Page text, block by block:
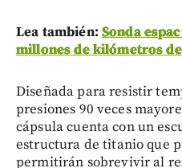
Lea también: Sonda
millones de kilómetros
Diseñada para resistir
presiones 90 veces
cápsula cuenta con un
estructura de titanio que
permitirán sobrevivir al